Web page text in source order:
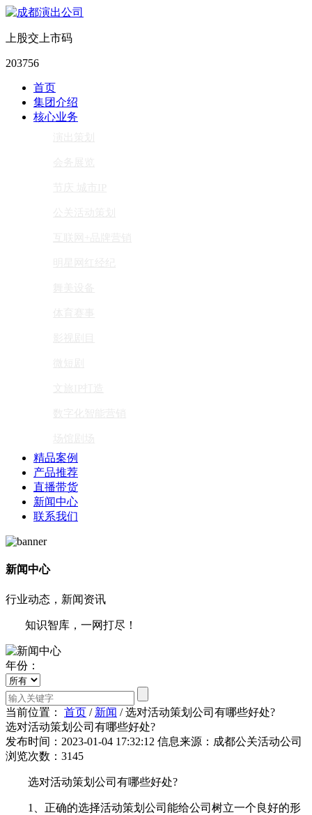
上股交上市码
203756
首页
集团介绍
核心业务
精品案例
产品推荐
直播带货
新闻中心
联系我们
新闻中心
行业动态，新闻资讯
知识智库，一网打尽！
年份：
当前位置： 首页 / 新闻 /选对活动策划公司有哪些好处?
选对活动策划公司有哪些好处?
发布时间：2023-01-04 17:32:12 信息来源：成都公关活动公司
浏览次数：3145
选对活动策划公司有哪些好处?
1、正确的选择活动策划公司能给公司树立一个良好的形